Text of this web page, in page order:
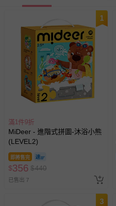
1
滿1件9折
MiDeer - 進階式拼圖-沐浴小熊
(LEVEL2)
即將售完
$356 $440
已售出 7
3